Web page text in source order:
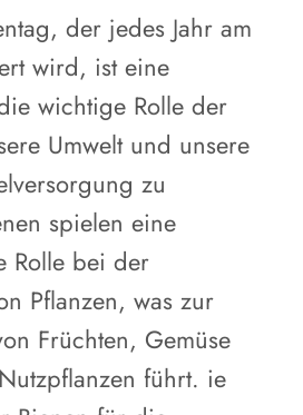
der jedes Jahr am
wird, ist eine
wichtige Rolle der
Umwelt und unsere
zu
spielen eine
Rolle bei der
Pflanzen, was zur
Früchten, Gemüse
führt. ie